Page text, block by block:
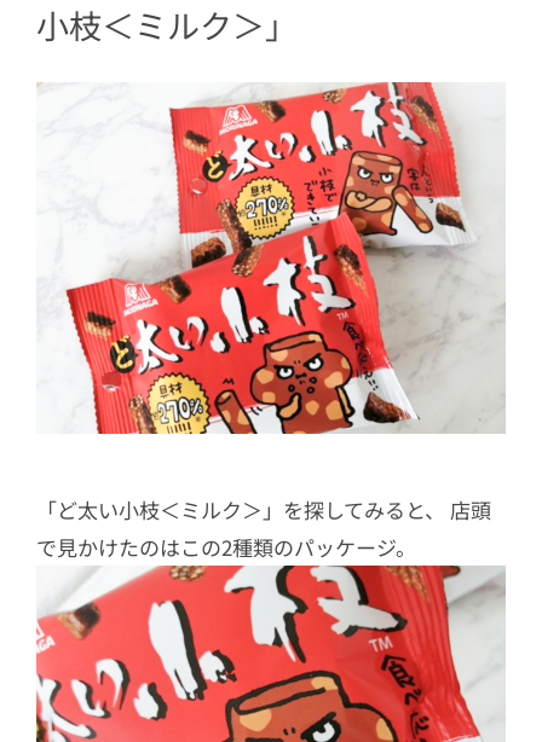
小枝＜ミルク＞」
「ど太い小枝＜ミルク＞」を探してみると、 店頭
で見かけたのはこの2種類のパッケージ。